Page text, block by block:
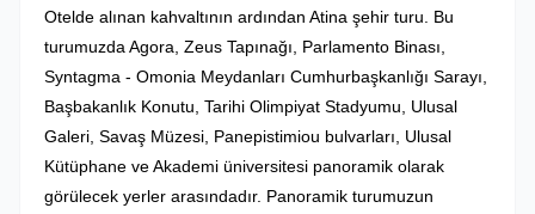
Otelde alınan kahvaltının ardından Atina şehir turu. Bu
turumuzda Agora, Zeus Tapınağı, Parlamento Binası,
Syntagma - Omonia Meydanları Cumhurbaşkanlığı Sarayı,
Başbakanlık Konutu, Tarihi Olimpiyat Stadyumu, Ulusal
Galeri, Savaş Müzesi, Panepistimiou bulvarları, Ulusal
Kütüphane ve Akademi üniversitesi panoramik olarak
görülecek yerler arasındadır. Panoramik turumuzun